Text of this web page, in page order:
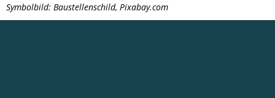
Symbolbild: Baustellenschild, Pixabay.com